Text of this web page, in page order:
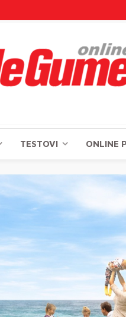
TESTOVI ONLINE